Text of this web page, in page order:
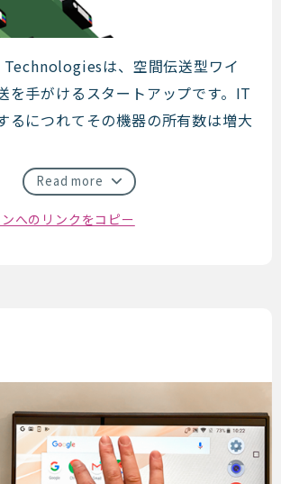
Technologies
は、空間伝送型ワイ
を手がけるスタートアップです。IT
るにつれてその機器の所有数は増大
Read more
へのリンクをコピー